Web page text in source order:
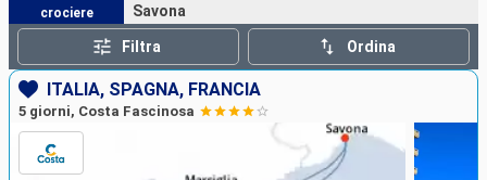
crociere
Savona
Filtra Ordina
ITALIA, SPAGNA, FRANCIA
5 giorni, Costa Fascinosa